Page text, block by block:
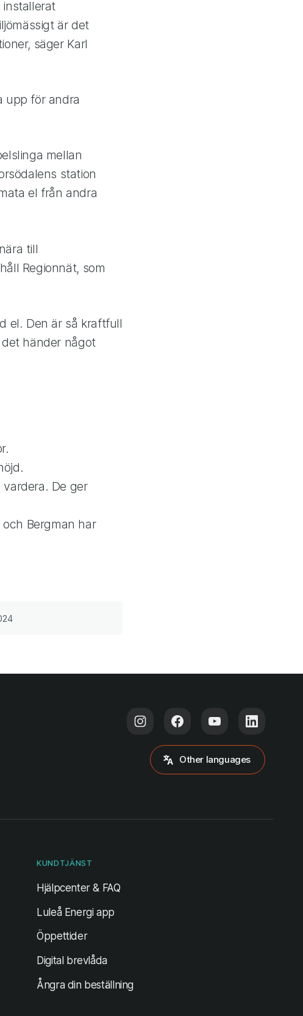
är det
säger Karl
upp för andra
mellan
station
el från andra
till
Regionnät, som
el. Den är så kraftfull
händer något
De ger
Bergman har
Other languages
KUNDTJÄNST
Hjälpcenter & FAQ
Luleå Energi app
Öppettider
Digital brevlåda
Ångra din beställning